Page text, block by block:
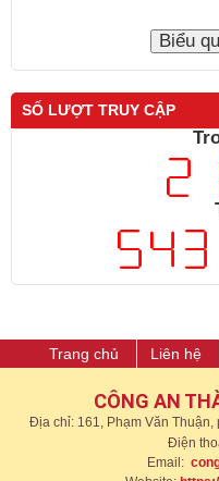
SỐ LƯỢT TRUY CẬP
Trang chủ Liên hệ
CÔNG AN
Địa chỉ: 161, Phạm Văn
Điện
Email: